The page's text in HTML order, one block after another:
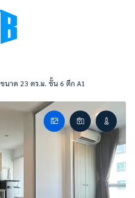
ขนาด 23 ตร.ม. ชั้น 6 ตึก A1